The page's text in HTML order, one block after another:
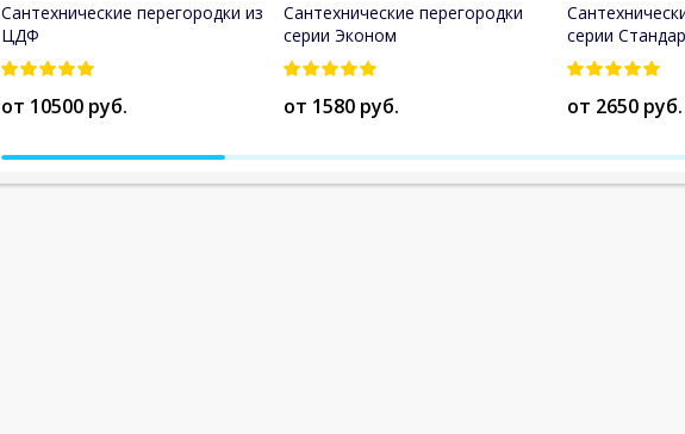
Сантехнические перегородки из
ЦДФ
от 10500 руб.
Сантехнические перегородки
серии Эконом
от 1580 руб.
серии
от 2650 руб.